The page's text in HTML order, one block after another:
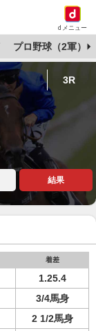
dメニュー
プロ野球（2軍）
3R
結果
着差
1.25.4
3/4馬身
2 1/2馬身